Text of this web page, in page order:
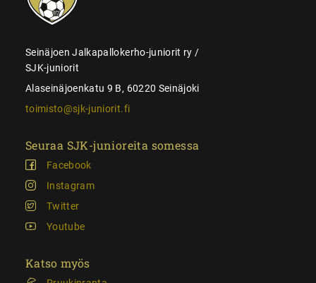
Seinäjoen Jalkapallokerho-juniorit ry /
SJK-juniorit
Alaseinäjoenkatu 9 B, 60220 Seinäjoki
toimisto@sjk-juniorit.fi
Seuraa SJK-junioreita somessa
Facebook
Instagram
Twitter
Youtube
Katso myös